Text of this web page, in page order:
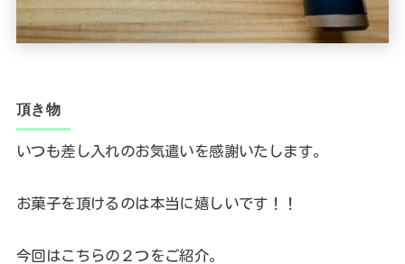
頂き物
いつも差し入れのお気遣いを感謝いたします。
お菓子を頂けるのは本当に嬉しいです！！
今回はこちらの２つをご紹介。